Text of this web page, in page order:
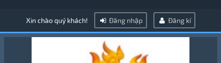
Xin chào quý khách! Đăng nhập Đăng kí